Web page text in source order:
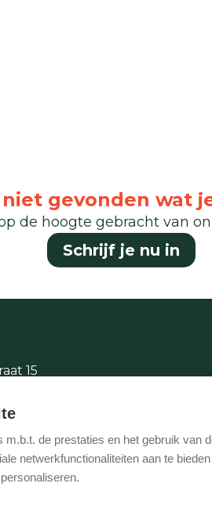
niet gevonden wat
de hoogte gebracht van
Schrijf je nu in
15
de prestaties en het gebruik van
netwerkfunctionaliteiten aan te